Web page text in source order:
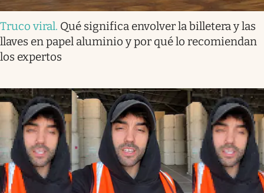
Truco viral. Qué significa envolver la billetera y las
llaves en papel aluminio y por qué lo recomiendan
los expertos